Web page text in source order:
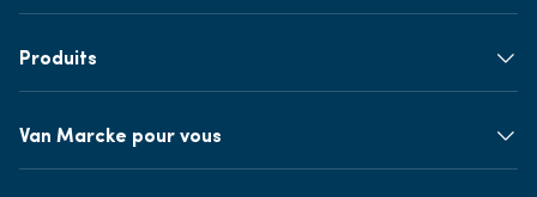
Produits
Van Marcke pour vous